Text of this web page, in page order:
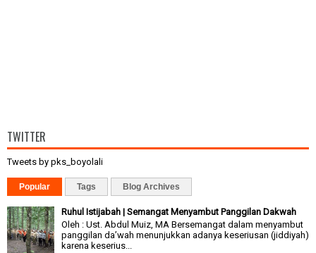
TWITTER
Tweets by pks_boyolali
Popular Tags Blog Archives
Ruhul Istijabah | Semangat Menyambut Panggilan Dakwah
Oleh : Ust. Abdul Muiz, MA Bersemangat dalam menyambut
panggilan da’wah menunjukkan adanya keseriusan (jiddiyah)
karena keserius...